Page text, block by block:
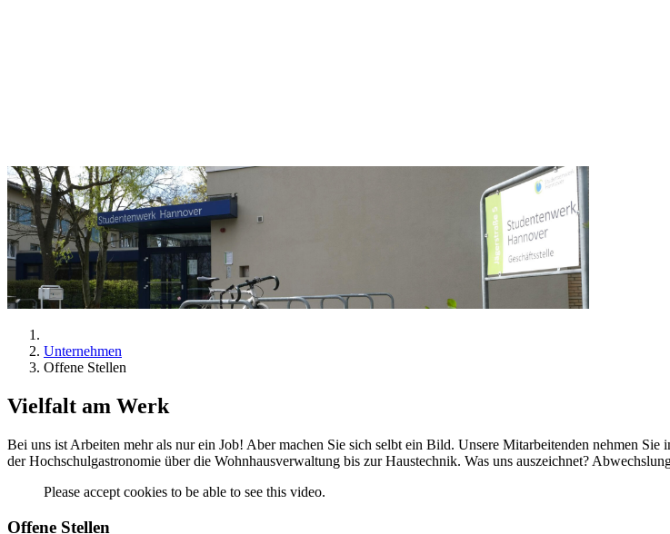
Unternehmen
Offene Stellen
Vielfalt am Werk
Bei uns ist Arbeiten mehr als nur ein Job! Aber machen Sie sich selbt ein Bild. Unsere Mitarbeitenden nehmen
der Hochschulgastronomie über die Wohnhausverwaltung bis zur Haustechnik. Was uns auszeichnet?
Please accept cookies to be able to see this video.
Offene Stellen